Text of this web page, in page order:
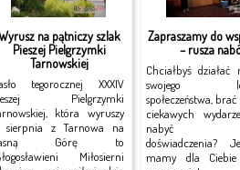
na pątniczy szlak
Pieszej Pielgrzymki
Tarnowskiej
tegorocznej XXXIV
Pielgrzymki
która wyruszy
sierpnia z Tarnowa na
Górę to
Miłosierni
Zapraszamy do
– rusza
Chciałbyś działać
swojego
społeczeństwa,
ciekawych
nabyć
doświadczenia?
mamy dla Ciebie